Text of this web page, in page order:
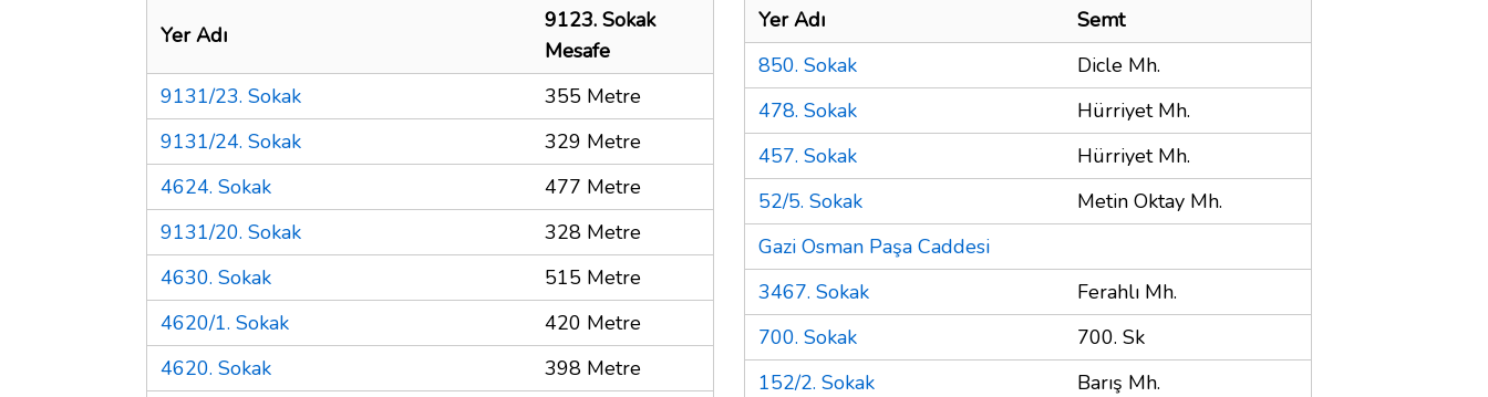
Yer Adı
9123. Sokak
Mesafe
9131/23. Sokak
355 Metre
9131/24. Sokak
329 Metre
4624. Sokak
477 Metre
9131/20. Sokak
328 Metre
4630. Sokak
515 Metre
4620/1. Sokak
420 Metre
4620. Sokak
398 Metre
Yer Adı
Semt
850. Sokak
Dicle Mh.
478. Sokak
Hürriyet Mh.
457. Sokak
Hürriyet Mh.
52/5. Sokak
Metin Oktay Mh.
Gazi Osman Paşa Caddesi
3467. Sokak
Ferahlı Mh.
700. Sokak
700. Sk
152/2. Sokak
Barış Mh.